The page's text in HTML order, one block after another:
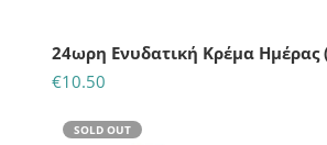
€10.50
SOLD OUT